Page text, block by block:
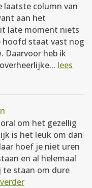
laatste column van
aan het
late moment niets
hoofd staat vast nog
Daarvoor heb ik
lees
om het gezellig
is het leuk om dan
hoef je niet uren
en al helemaal
te staan om dure